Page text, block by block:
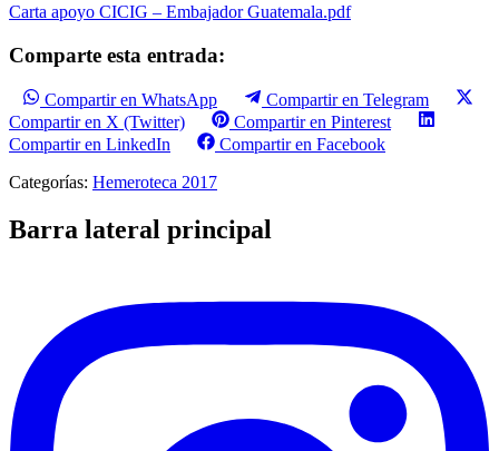
Carta apoyo CICIG – Embajador Guatemala.pdf
Comparte esta entrada:
Compartir en WhatsApp
Compartir en Telegram
Compartir en X (Twitter)
Compartir en Pinterest
Compartir en LinkedIn
Compartir en Facebook
Categorías: Hemeroteca 2017
Barra lateral principal